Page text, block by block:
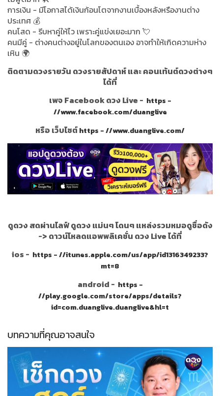
การเงิน - มีโอกาสได้เงินก้อนโตจากงานเบื้องหลังหรืองานต่าง
ประเทศ 💰
คนโสด - รีบหาคู่ให้ไว เพราะคู่แข่งเยอะมาก 💘
คนมีคู่ - ต่างคนต่างอยู่ในโลกของตนเอง อาจทำให้เกิดความห่าง
เหิน 🌍
ติดตามดวงรายวัน ดวงรายสัปดาห์ และ คอนเท้นต์ดวงต่างๆ
ได้ที่
เพจ Facebook ดวง Live - https -
//www.facebook.com/duanglive
หรือ เว็บไซต์https - //www.duanglive.com/
ดูดวง สดผ่านไลฟ์ ดูดวง แม่นๆ โดนๆ แหล่งรวมหมอดูชื่อดัง
-> ดาวน์โหลดแอพพลิเคชั่น ดวง Live ได้ที่
ios - https - //itunes.apple.com/us/app/id1316349233?
mt=8
android - https -
//play.google.com/store/apps/details?
id=com.duanglive.duanglive&hl=t
บทความที่คุณอาจสนใจ